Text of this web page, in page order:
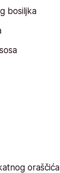
bosiljka
oraščića